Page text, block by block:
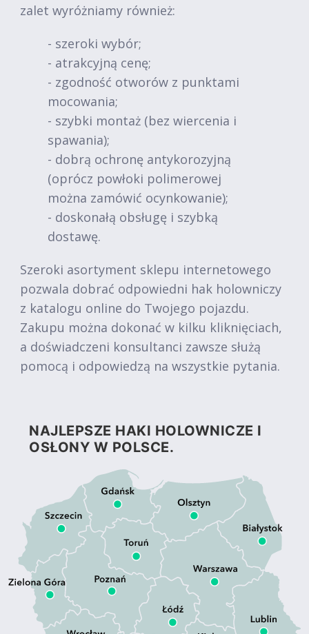
zalet wyróżniamy również:
- szeroki wybór;
- atrakcyjną cenę;
- zgodność otworów z punktami
mocowania;
- szybki montaż (bez wiercenia i
spawania);
- dobrą ochronę antykorozyjną
(oprócz powłoki polimerowej
można zamówić ocynkowanie);
- doskonałą obsługę i szybką
dostawę.
Szeroki asortyment sklepu internetowego
pozwala dobrać odpowiedni hak holowniczy
z katalogu online do Twojego pojazdu.
Zakupu można dokonać w kilku kliknięciach,
a doświadczeni konsultanci zawsze służą
pomocą i odpowiedzą na wszystkie pytania.
NAJLEPSZE HAKI HOLOWNICZE I
OSŁONY W POLSCE.